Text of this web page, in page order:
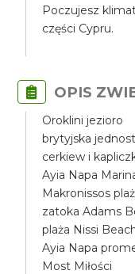
Poczujesz
części Cypru.
OPIS
Oroklini jezioro
brytyjska
cerkiew i
Ayia Napa
Makronissos
zatoka Adams
plaża Nissi
Ayia Napa
Most Miłości